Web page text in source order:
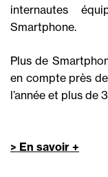
internautes
Smartphone.
Plus de
en compte près
l’année et plus de
> En savoir +